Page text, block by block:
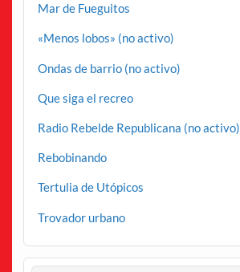
Mar de Fueguitos
«Menos lobos» (no activo)
Ondas de barrio (no activo)
Que siga el recreo
Radio Rebelde Republicana (no activo)
Rebobinando
Tertulia de Utópicos
Trovador urbano